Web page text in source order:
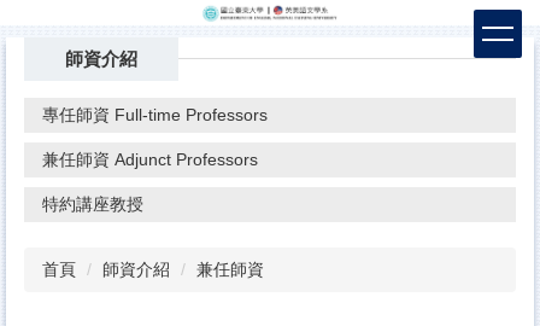
師資介紹
專任師資 Full-time Professors
兼任師資 Adjunct Professors
特約講座教授
首頁 師資介紹 兼任師資